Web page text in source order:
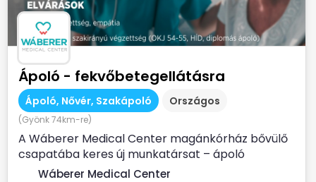
Ápoló - fekvőbetegellátásra
Ápoló, Nővér, Szakápoló Országos
(Gyönk 74km-re)
A Wáberer Medical Center magánkórház bővülő
csapatába keres új munkatársat – ápoló
munkakörbe fekvőbeteg...
Wáberer Medical Center